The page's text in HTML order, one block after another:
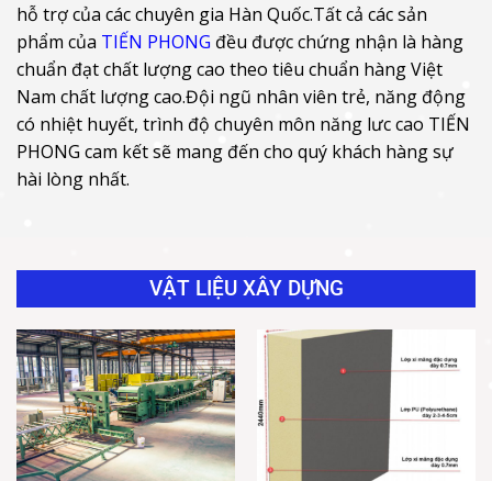
hỗ trợ của các chuyên gia Hàn Quốc.Tất cả các sản
phẩm của TIẾN PHONG đều được chứng nhận là hàng
chuẩn đạt chất lượng cao theo tiêu chuẩn hàng Việt
Nam chất lượng cao.Đội ngũ nhân viên trẻ, năng động
có nhiệt huyết, trình độ chuyên môn năng lưc cao TIẾN
PHONG cam kết sẽ mang đến cho quý khách hàng sự
hài lòng nhất.
VẬT LIỆU XÂY DỰNG